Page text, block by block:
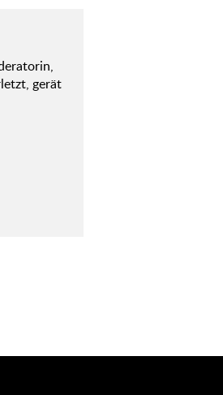
gerät